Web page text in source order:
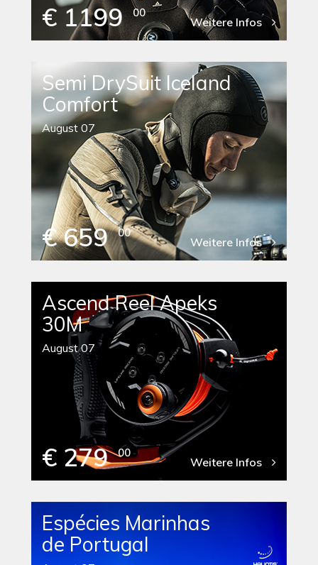
€ 1199 00
Weitere Infos
Semi DrySuit Iceland
Comfort
August 07
€ 659 00
Weitere Infos
Ascend Reel Apeks
30M
August 07
€ 279 00
Weitere Infos
Espécies Marinhas
de Portugal